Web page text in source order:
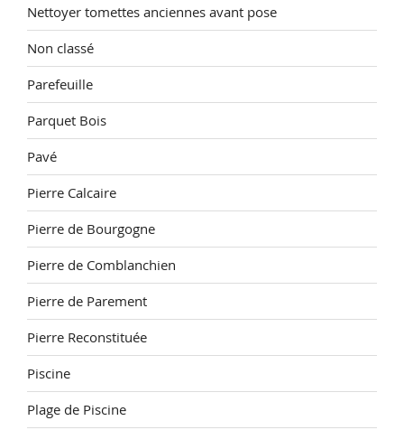
Nettoyer tomettes anciennes avant pose
Non classé
Parefeuille
Parquet Bois
Pavé
Pierre Calcaire
Pierre de Bourgogne
Pierre de Comblanchien
Pierre de Parement
Pierre Reconstituée
Piscine
Plage de Piscine